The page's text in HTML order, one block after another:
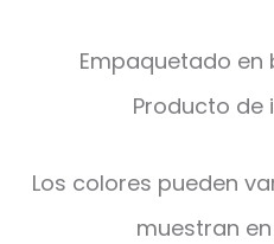
Empaquetado
Producto de
Los colores pueden
muestran